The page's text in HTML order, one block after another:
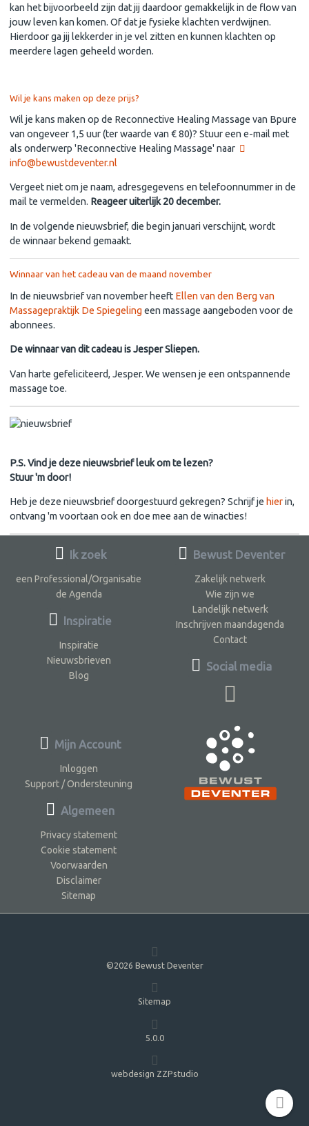
kan het bijvoorbeeld zijn dat jij daardoor gemakkelijk in de flow van
jouw leven kan komen. Of dat je fysieke klachten verdwijnen.
Hierdoor ga jij lekkerder in je vel zitten en kunnen klachten op
meerdere lagen geheeld worden.
Wil je kans maken op deze prijs?
Wil je kans maken op de Reconnective Healing Massage van Bpure
van ongeveer 1,5 uur (ter waarde van € 80)? Stuur een e-mail met
als onderwerp 'Reconnective Healing Massage' naar
info@bewustdeventer.nl
Vergeet niet om je naam, adresgegevens en telefoonnummer in de
mail te vermelden. Reageer uiterlijk 20 december.
In de volgende nieuwsbrief, die begin januari verschijnt, wordt
de winnaar bekend gemaakt.
Winnaar van het cadeau van de maand november
In de nieuwsbrief van november heeft Ellen van den Berg van
Massagepraktijk De Spiegeling een massage aangeboden voor de
abonnees.
De winnaar van dit cadeau is Jesper Sliepen.
Van harte gefeliciteerd, Jesper. We wensen je een ontspannende
massage toe.
P.S. Vind je deze nieuwsbrief leuk om te lezen?
Stuur 'm door!
Heb je deze nieuwsbrief doorgestuurd gekregen? Schrijf je hierin,
ontvang 'm voortaan ook en doe mee aan de winacties!
Ik zoek
een Professional/Organisatie
de Agenda
Inspiratie
Inspiratie
Nieuwsbrieven
Blog
Bewust Deventer
Zakelijk netwerk
Wie zijn we
Landelijk netwerk
Inschrijven maandagenda
Contact
Social media
Mijn Account
Inloggen
Support / Ondersteuning
Algemeen
Privacy statement
Cookie statement
Voorwaarden
Disclaimer
Sitemap
©2026 Bewust Deventer
Sitemap
5.0.0
webdesign ZZPstudio